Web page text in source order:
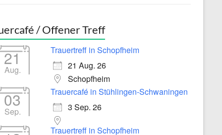
/ Offener Treff
21
Aug.
Trauertreff in Schopfheim
21 Aug. 26
Schopfheim
03
Sep.
Trauercafé in Stühlingen-Schwaningen
3 Sep. 26
Trauertreff in Schopfheim